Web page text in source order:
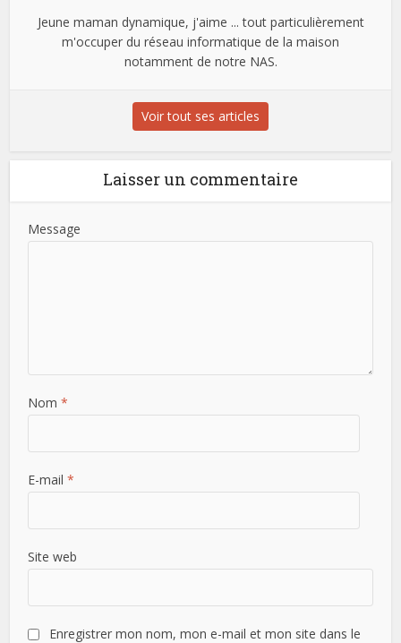
Jeune maman dynamique, j'aime ... tout particulièrement
m'occuper du réseau informatique de la maison
notamment de notre NAS.
Voir tout ses articles
Laisser un commentaire
Message
Nom*
E-mail*
Site web
Enregistrer mon nom, mon e-mail et mon site dans le